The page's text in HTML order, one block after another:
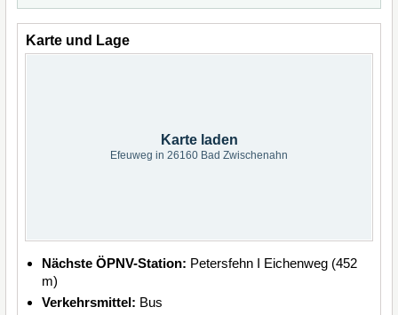
Karte und Lage
Karte laden
Efeuweg in 26160 Bad Zwischenahn
Nächste ÖPNV-Station: Petersfehn I Eichenweg (452
m)
Verkehrsmittel: Bus